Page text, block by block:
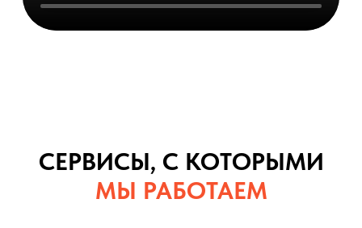
СЕРВИСЫ, С КОТОРЫМИ
МЫ РАБОТАЕМ